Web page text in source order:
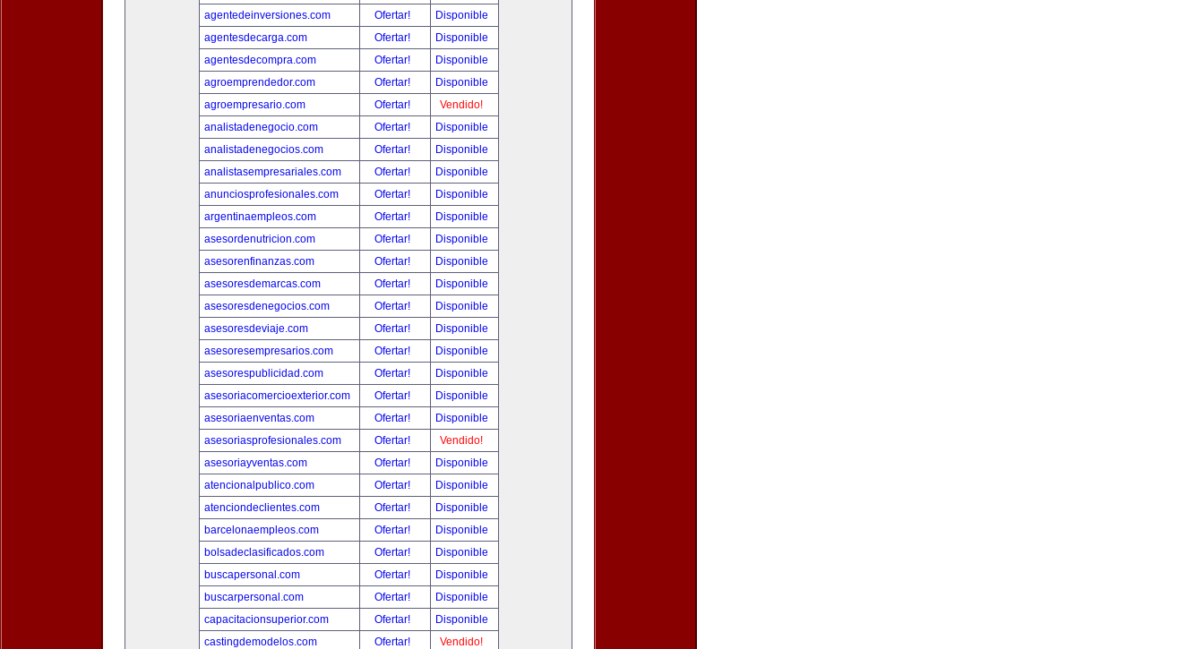
agentedeinversiones.com
Ofertar!
Disponible
agentesdecarga.com
Ofertar!
Disponible
agentesdecompra.com
Ofertar!
Disponible
agroemprendedor.com
Ofertar!
Disponible
agroempresario.com
Ofertar!
Vendido!
analistadenegocio.com
Ofertar!
Disponible
analistadenegocios.com
Ofertar!
Disponible
analistasempresariales.com
Ofertar!
Disponible
anunciosprofesionales.com
Ofertar!
Disponible
argentinaempleos.com
Ofertar!
Disponible
asesordenutricion.com
Ofertar!
Disponible
asesorenfinanzas.com
Ofertar!
Disponible
asesoresdemarcas.com
Ofertar!
Disponible
asesoresdenegocios.com
Ofertar!
Disponible
asesoresdeviaje.com
Ofertar!
Disponible
asesoresempresarios.com
Ofertar!
Disponible
asesorespublicidad.com
Ofertar!
Disponible
asesoriacomercioexterior.com
Ofertar!
Disponible
asesoriaenventas.com
Ofertar!
Disponible
asesoriasprofesionales.com
Ofertar!
Vendido!
asesoriayventas.com
Ofertar!
Disponible
atencionalpublico.com
Ofertar!
Disponible
atenciondeclientes.com
Ofertar!
Disponible
barcelonaempleos.com
Ofertar!
Disponible
bolsadeclasificados.com
Ofertar!
Disponible
buscapersonal.com
Ofertar!
Disponible
buscarpersonal.com
Ofertar!
Disponible
capacitacionsuperior.com
Ofertar!
Disponible
castingdemodelos.com
Ofertar!
Vendido!